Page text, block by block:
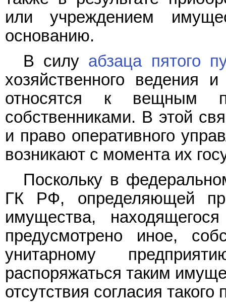
или учреждением
основанию.
В силу абзаца пятого
хозяйственного ведения
относятся к вещным
собственниками. В этой
и право оперативного
возникают с момента их
Поскольку в
ГК РФ, определяющей
имущества,
предусмотрено иное,
унитарному
распоряжаться таким
отсутствия согласия такого